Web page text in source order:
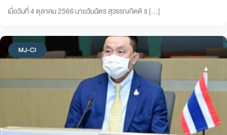
พัฒนาระเบียงเศรษฐกิจตะวันตก-ตะวันออก ครั้งที่ 28
เมื่อวันที่ 4 ตุลาคม 2566 นายวันฉัตร สุวรรณกิตติ ร […]
MJ-CI